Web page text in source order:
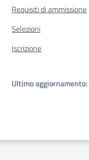
Requisiti di ammissione
Selezioni
Iscrizione
Ultimo aggiornamento: